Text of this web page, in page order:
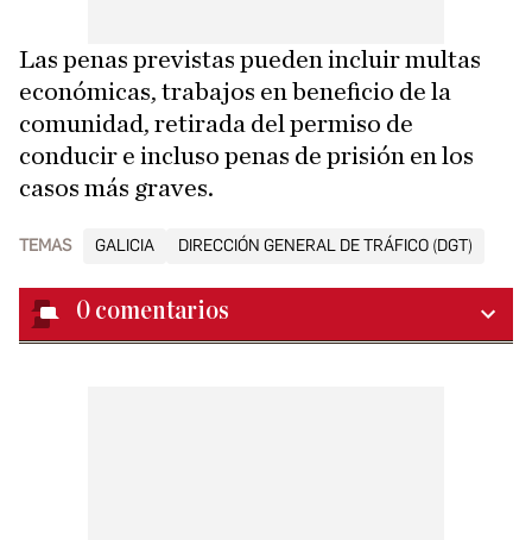
Las penas previstas pueden incluir multas
económicas, trabajos en beneficio de la
comunidad, retirada del permiso de
conducir e incluso penas de prisión en los
casos más graves.
TEMAS GALICIA DIRECCIÓN GENERAL DE TRÁFICO (DGT)
0 comentarios